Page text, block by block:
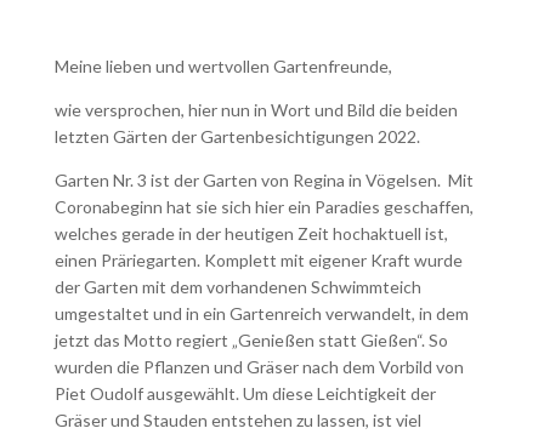
Meine lieben und wertvollen Gartenfreunde,
wie versprochen, hier nun in Wort und Bild die beiden
letzten Gärten der Gartenbesichtigungen 2022.
Garten Nr. 3 ist der Garten von Regina in Vögelsen. Mit
Coronabeginn hat sie sich hier ein Paradies geschaffen,
welches gerade in der heutigen Zeit hochaktuell ist,
einen Präriegarten. Komplett mit eigener Kraft wurde
der Garten mit dem vorhandenen Schwimmteich
umgestaltet und in ein Gartenreich verwandelt, in dem
jetzt das Motto regiert „Genießen statt Gießen“. So
wurden die Pflanzen und Gräser nach dem Vorbild von
Piet Oudolf ausgewählt. Um diese Leichtigkeit der
Gräser und Stauden entstehen zu lassen, ist viel